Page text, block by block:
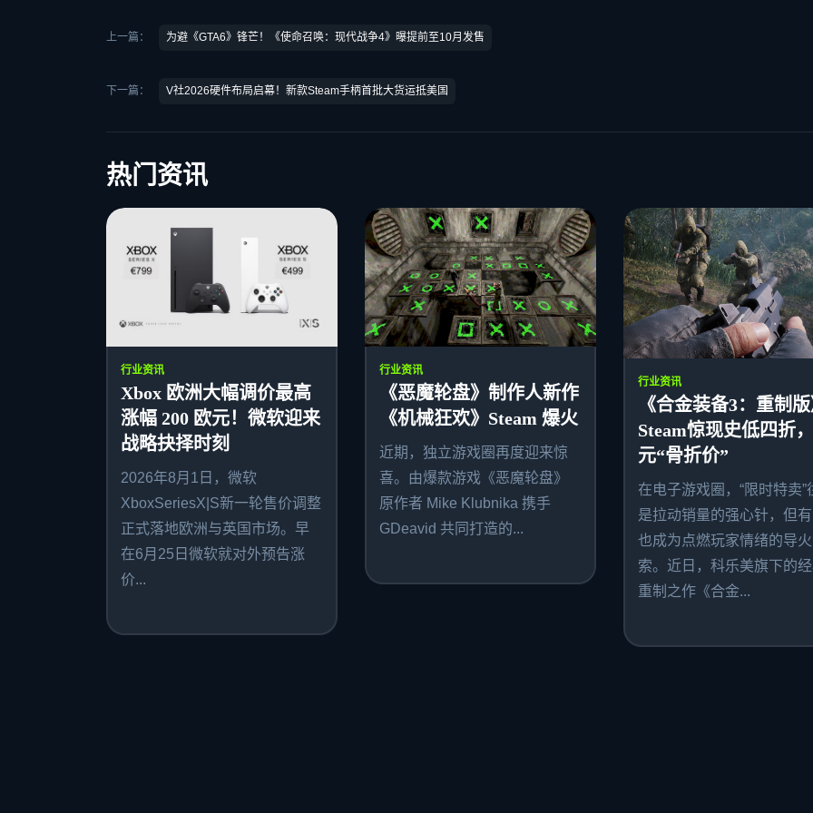
上一篇： 为避《GTA6》锋芒！《使命召唤：现代战争4》曝提前至10月发售
下一篇： V社2026硬件布局启幕！新款Steam手柄首批大货运抵美国
热门资讯
行业资讯
Xbox 欧洲大幅调价最高
涨幅 200 欧元！微软迎来
战略抉择时刻
2026年8月1日，微软
XboxSeriesX|S新一轮售价调整
正式落地欧洲与英国市场。早
在6月25日微软就对外预告涨
价...
行业资讯
《恶魔轮盘》制作人新作
《机械狂欢》Steam 爆火
近期，独立游戏圈再度迎来惊
喜。由爆款游戏《恶魔轮盘》
原作者 Mike Klubnika 携手
GDeavid 共同打造的...
行业资讯
《合金装备3：重制
Steam惊现史低四折
元“骨折价”
在电子游戏圈，“限时特卖”
是拉动销量的强心针，但
也成为点燃玩家情绪的导火
索。近日，科乐美旗下的
重制之作《合金...